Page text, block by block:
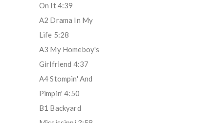
On It 4:39
A2 Drama In My
Life 5:28
A3 My Homeboy's
Girlfriend 4:37
A4 Stompin' And
Pimpin' 4:50
B1 Backyard